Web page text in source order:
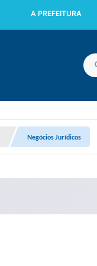
A PREFEITURA
Negócios Jurídicos